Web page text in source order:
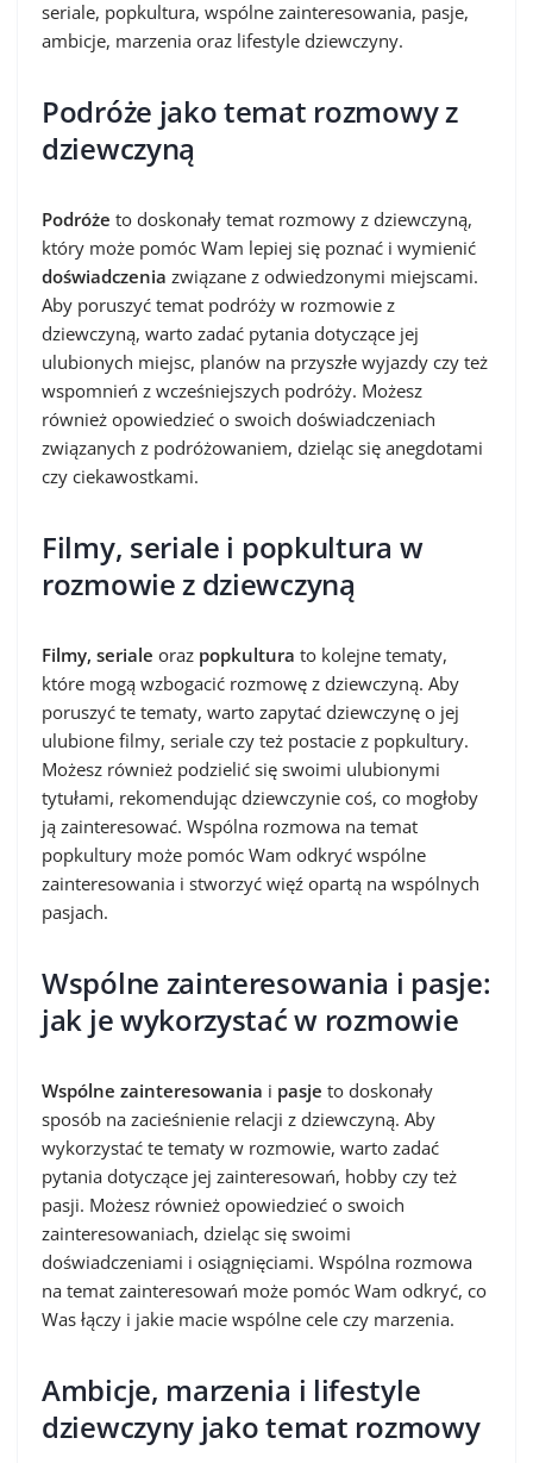
seriale, popkultura, wspólne zainteresowania, pasje,
ambicje, marzenia oraz lifestyle dziewczyny.
Podróże jako temat rozmowy z
dziewczyną
Podróże to doskonały temat rozmowy z dziewczyną,
który może pomóc Wam lepiej się poznać i wymienić
doświadczenia związane z odwiedzonymi miejscami.
Aby poruszyć temat podróży w rozmowie z
dziewczyną, warto zadać pytania dotyczące jej
ulubionych miejsc, planów na przyszłe wyjazdy czy też
wspomnień z wcześniejszych podróży. Możesz
również opowiedzieć o swoich doświadczeniach
związanych z podróżowaniem, dzieląc się anegdotami
czy ciekawostkami.
Filmy, seriale i popkultura w
rozmowie z dziewczyną
Filmy, seriale oraz popkultura to kolejne tematy,
które mogą wzbogacić rozmowę z dziewczyną. Aby
poruszyć te tematy, warto zapytać dziewczynę o jej
ulubione filmy, seriale czy też postacie z popkultury.
Możesz również podzielić się swoimi ulubionymi
tytułami, rekomendując dziewczynie coś, co mogłoby
ją zainteresować. Wspólna rozmowa na temat
popkultury może pomóc Wam odkryć wspólne
zainteresowania i stworzyć więź opartą na wspólnych
pasjach.
Wspólne zainteresowania i pasje:
jak je wykorzystać w rozmowie
Wspólne zainteresowania i pasje to doskonały
sposób na zacieśnienie relacji z dziewczyną. Aby
wykorzystać te tematy w rozmowie, warto zadać
pytania dotyczące jej zainteresowań, hobby czy też
pasji. Możesz również opowiedzieć o swoich
zainteresowaniach, dzieląc się swoimi
doświadczeniami i osiągnięciami. Wspólna rozmowa
na temat zainteresowań może pomóc Wam odkryć, co
Was łączy i jakie macie wspólne cele czy marzenia.
Ambicje, marzenia i lifestyle
dziewczyny jako temat rozmowy